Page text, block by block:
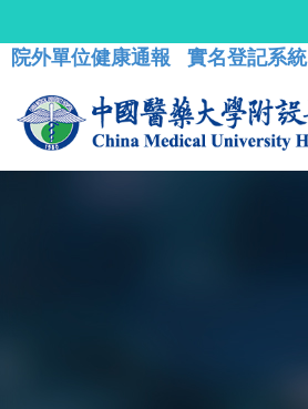
院外單位健康通報 實名登記系統